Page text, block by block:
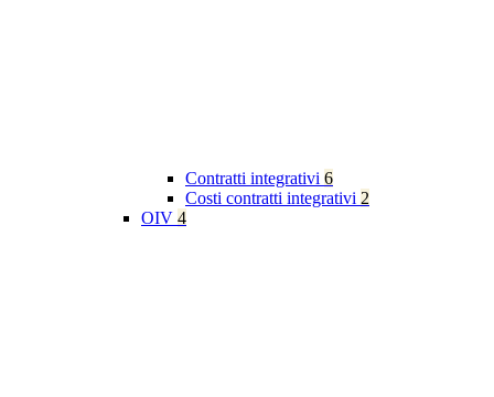
Contratti integrativi 6
Costi contratti integrativi 2
OIV 4